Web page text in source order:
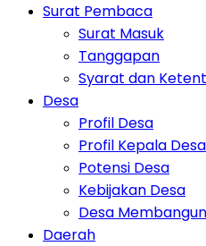
Surat Pembaca
Surat Masuk
Tanggapan
Syarat dan
Desa
Profil Desa
Profil Kepala Desa
Potensi Desa
Kebijakan Desa
Desa Membangun
Daerah